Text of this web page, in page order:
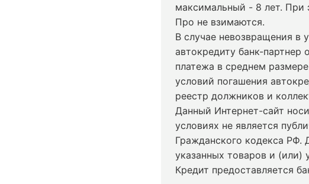
максимальный - 8 лет. При
Про не взимаются.
В случае невозвращения в
автокредиту банк-партнер
платежа в среднем
условий погашения
реестр должников и
Данный Интернет-сайт
условиях не является
Гражданского кодекса
указанных товаров и (или)
Кредит предоставляется